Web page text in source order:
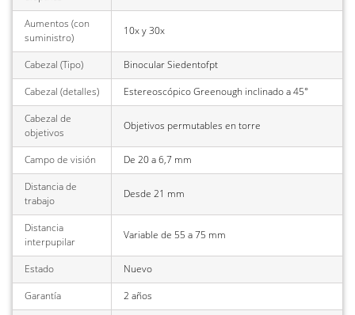
Aumentos (con
suministro)
10x y 30x
Cabezal (Tipo)
Binocular Siedentofpt
Cabezal (detalles)
Estereoscópico Greenough inclinado a 45°
Cabezal de
objetivos
Objetivos permutables en torre
Campo de visión
De 20 a 6,7 mm
Distancia de
trabajo
Desde 21 mm
Distancia
interpupilar
Variable de 55 a 75 mm
Estado
Nuevo
Garantía
2 años